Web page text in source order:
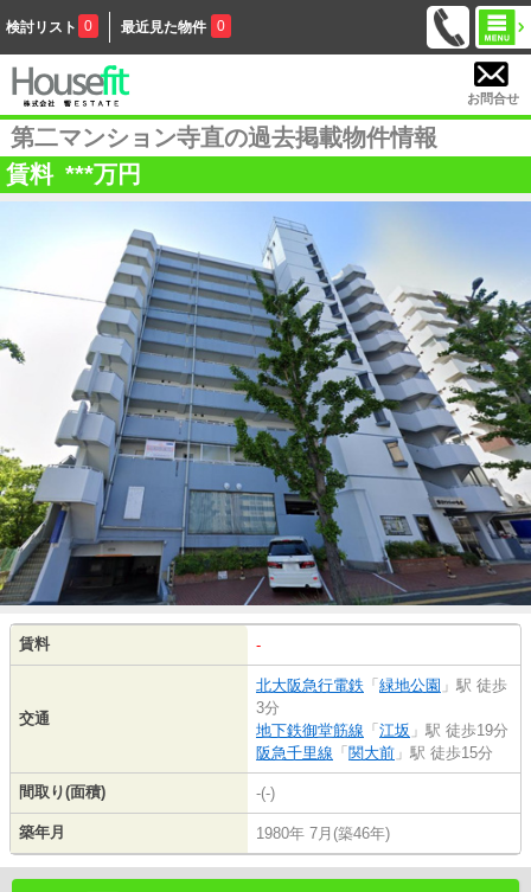
検討リスト 0 最近見た物件 0
お問合せ
第二マンション寺直の過去掲載物件情報
賃料 ***万円
賃料 -
交通
北大阪急行電鉄 「 緑地公園 」駅 徒歩
3分
地下鉄御堂筋線 「 江坂 」駅 徒歩19分
阪急千里線 「 関大前 」駅 徒歩15分
間取り(面積) -(-)
築年月 1980年 7月(築46年)